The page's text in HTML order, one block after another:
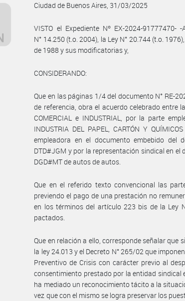
Ciudad de Buenos Aires, 31/03/2025
VISTO el Expediente Nº EX-2024-91777470-
N° 14.250 (t.o. 2004), la Ley N° 20.744 (t.o.
de 1988 y sus modificatorias y,
CONSIDERANDO:
Que en las páginas 1/4 del documento N° RE-
de referencia, obra el acuerdo celebrado entre
COMERCIAL e INDUSTRIAL, por la parte
INDUSTRIA DEL PAPEL, CARTÓN Y
empleadora en el documento embebido del
DTD#JGM y por la representación sindical en el
DGD#MT de autos de autos.
Que en el referido texto convencional las
previendo el pago de una prestación no
en los términos del artículo 223 bis de la Ley
pactados.
Que en relación a ello, corresponde señalar que
la ley 24.013 y el Decreto N° 265/02 que
Preventivo de Crisis con carácter previo al
consentimiento prestado por la entidad sindical
ha mediado un reconocimiento tácito a la
vez que con el mismo se logra preservar los